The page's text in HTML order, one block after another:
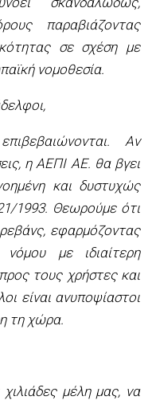
παραβιάζοντας
σε σχέση με
νομοθεσία.
Αν
η ΑΕΠΙ ΑΕ. θα βγει
και δυστυχώς
1993. Θεωρούμε ότι
εφαρμόζοντας
με ιδιαίτερη
τους χρήστες και
είναι ανυποψίαστοι
τη χώρα.
μέλη μας, να